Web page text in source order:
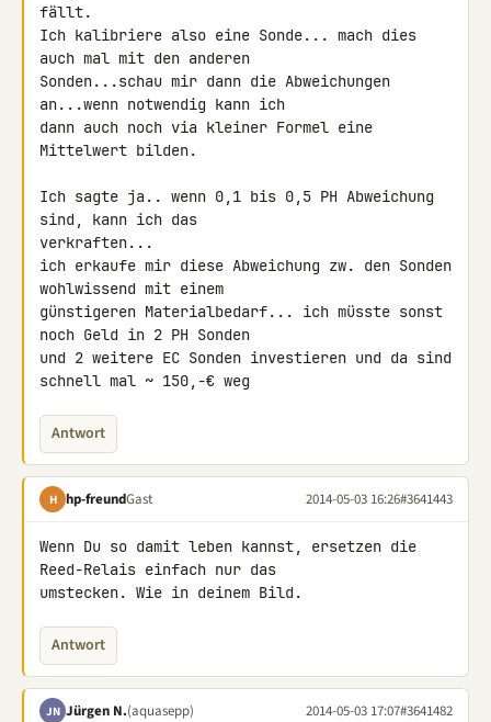
fällt.
Ich kalibriere also eine Sonde... mach dies
auch mal mit den anderen
Sonden...schau mir dann die Abweichungen
an...wenn notwendig kann ich
dann auch noch via kleiner Formel eine
Mittelwert bilden.
Ich sagte ja.. wenn 0,1 bis 0,5 PH Abweichung
sind, kann ich das
verkraften...
ich erkaufe mir diese Abweichung zw. den Sonden
wohlwissend mit einem
günstigeren Materialbedarf... ich müsste sonst
noch Geld in 2 PH Sonden
und 2 weitere EC Sonden investieren und da sind
schnell mal ~ 150,-€ weg
Antwort
H hp-freundGast 2014-05-03 16:26#3641443
Wenn Du so damit leben kannst, ersetzen die
Reed-Relais einfach nur das
umstecken. Wie in deinem Bild.
Antwort
JN Jürgen N.(aquasepp) 2014-05-03 17:07#3641482